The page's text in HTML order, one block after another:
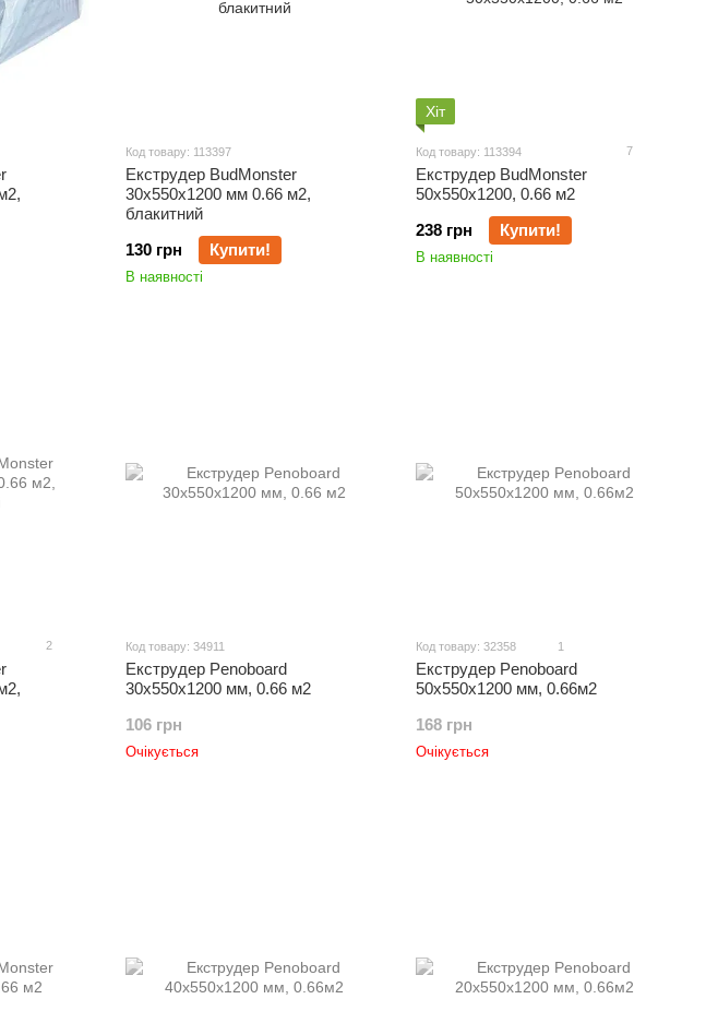
Код товару: 113397
Екструдер BudMonster
30х550х1200 мм 0.66 м2,
блакитний
130 грн
Купити!
В наявності
Хіт
Код товару: 113394 7
Екструдер BudMonster
50х550х1200, 0.66 м2
238 грн
Купити!
В наявності
2 Код товару: 34911
Екструдер Penoboard
30х550х1200 мм, 0.66 м2
106 грн
Очікується
Код товару: 32358 1
Екструдер Penoboard
50х550х1200 мм, 0.66м2
168 грн
Очікується